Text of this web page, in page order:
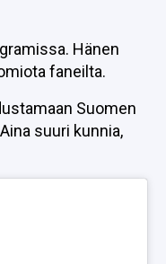
Hänen
faneilta.
Suomen
suuri kunnia,